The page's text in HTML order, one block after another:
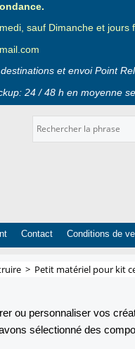
sauf Dimanche et jours
et envoi Point
24 / 48 h en moyenne
Contact Conditions de
> Petit matériel pour kit
ou personnaliser vos
sélectionné des